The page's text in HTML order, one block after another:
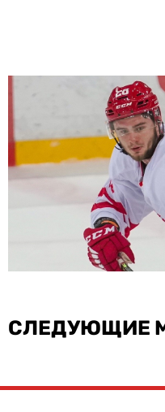
СЛЕДУЮЩИЕ